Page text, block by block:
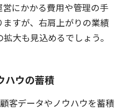
営にかかる費用や管理の手
すが、右肩上がりの業績
大も見込めるでしょう。
ハウの蓄積
客データやノウハウを蓄積